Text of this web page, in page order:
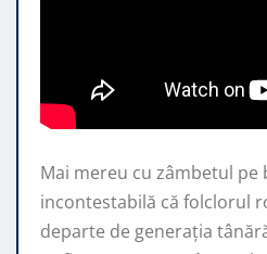
Mai mereu cu zâmbetul pe
incontestabilă că folclorul
departe de generaţia